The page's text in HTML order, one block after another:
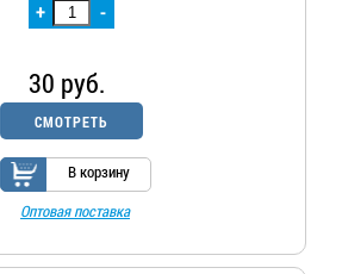
+ -
30 руб.
СМОТРЕТЬ
В корзину
Оптовая поставка